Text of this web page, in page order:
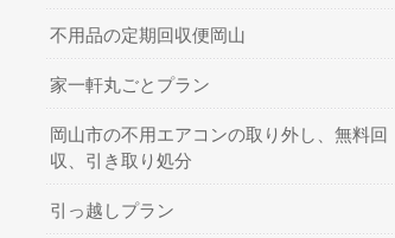
不用品の定期回収便岡山
家一軒丸ごとプラン
岡山市の不用エアコンの取り外し、無料回
収、引き取り処分
引っ越しプラン